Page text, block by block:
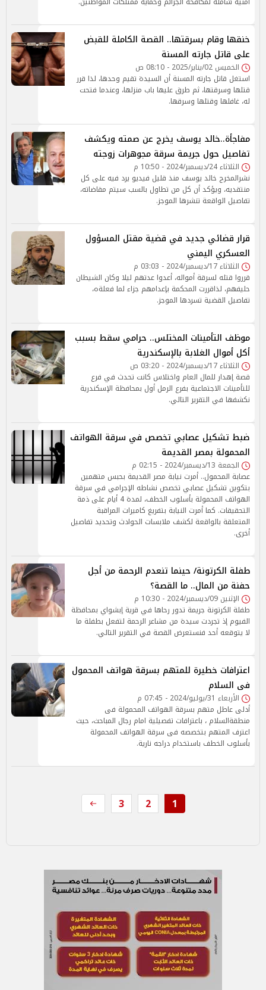
خنقها وقام بسرقتها.. القصة الكاملة للقبض
على قاتل جارته المسنة
الخميس 02/يناير/2025 - 08:10 ص
استغل قاتل جارته المسنة أن السيدة تقيم وحدها، لذا قرر
قتلها وسرقتها، ثم طرق عليها باب منزلها، وعندما فتحت
له، غافلها وقتلها وسرقها.
مفاجأة..خالد يوسف يخرج عن صمته ويكشف
تفاصيل حول جريمة سرقة مجوهرات زوجته
الثلاثاء 24/ديسمبر/2024 - 10:50 م
نشرالمخرج خالد يوسف منذ قليل فيديو يرد فيه على كل
منتقديه، ويؤكد أن كل من تطاول بالسب سيتم مقاضاته،
تفاصيل الواقعة تنشرها الموجز.
قرار قضائي جديد في قضية مقتل المسؤول
العسكري اليمني
الثلاثاء 17/ديسمبر/2024 - 03:03 م
قرروا قتله لسرقة أمواله، أعدوا عدتهم ليلا وكان الشيطان
حليفهم، لذاقررت المحكمة بإعدامهم جزاء لما فعلةه،
تفاصيل القضية تسردها الموجز.
موظف التأمينات المختلس.. حرامي سقط بسبب
أكل أموال الغلابة بالإسكندرية
الثلاثاء 17/ديسمبر/2024 - 03:20 ص
قصة إهدار للمال العام واختلاس كانت تحدث في فرع
للتأمينات الاجتماعية بفرع الرمل أول بمحافظة الإسكندرية
نكشفها في التقرير التالي.
ضبط تشكيل عصابي تخصص في سرقة الهواتف
المحمولة بمصر القديمة
الجمعة 13/ديسمبر/2024 - 02:15 م
عصابة المحمول.. أمرت نيابة مصر القديمة بحبس متهمين
بتكوين تشكيل عصابي تخصص نشاطه الإجرامي في سرقة
الهواتف المحمولة بأسلوب الخطف، لمدة 4 أيام على ذمة
التحقيقات. كما أمرت النيابة بتفريغ كاميرات المراقبة
المتعلقة بالواقعة لكشف ملابسات الحوادث وتحديد تفاصيل
أخرى.
طفلة الكرتونة/ حينما تنعدم الرحمة من أجل
حفنة من المال.. ما القصة؟
الإثنين 09/ديسمبر/2024 - 10:30 م
طفلة الكرتونة جريمة تدور رحاها في قرية إبشواي بمحافظة
الفيوم إذ تجردت سيدة من مشاعر الرحمة لتفعل بطفلة ما
لا يتوقعه أحد فنستعرض القصة في التقرير التالي.
اعترافات خطيرة للمتهم بسرقة هواتف المحمول
فى السلام
الأربعاء 31/يوليو/2024 - 07:45 م
أدلى عاطل متهم بسرقة الهواتف المحمولة فى
منطقةالسلام ، باعترافات تفصيلية امام رجال المباحث، حيث
اعترف المتهم بتخصصه فى سرقة الهواتف المحمولة
بأسلوب الخطف باستخدام دراجه نارية.
1
2
3